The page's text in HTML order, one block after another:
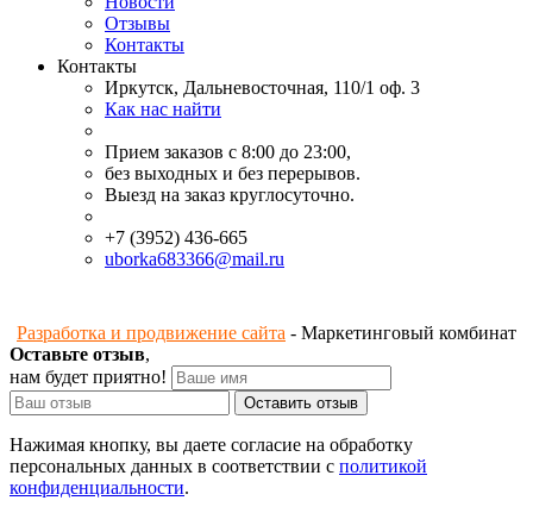
Отзывы
Контакты
Контакты
Иркутск, Дальневосточная, 110/1 оф. 3
Как нас найти
Прием заказов с 8:00 до 23:00,
без выходных и без перерывов.
Выезд на заказ круглосуточно.
+7 (3952) 436-665
uborka683366@mail.ru
Разработка и продвижение сайта - Маркетинговый комбинат
Оставьте отзыв,
нам будет приятно!
Нажимая кнопку, вы даете согласие на обработку
персональных данных в соответствии с политикой
конфиденциальности.